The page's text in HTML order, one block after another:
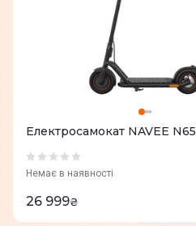
Електросамокат NAVEE N65
Немає в наявності
26 999₴